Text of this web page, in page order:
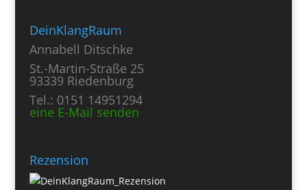
DeinKlangRaum
Annabell Ditschke
St.-Martin-Straße 25
93339 Riedenburg
Tel.: 0151 14951294
eine E-Mail senden
Rezension